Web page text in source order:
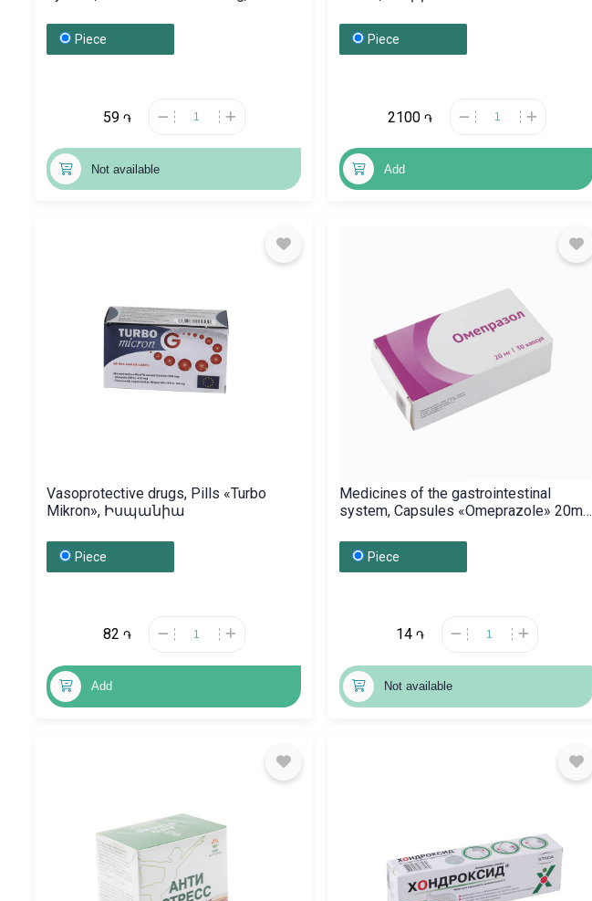
Piece
59 ֏
Not available
Piece
2100 ֏
Add
Vasoprotective drugs, Pills «Turbo
Mikron», Իսպանիա
Piece
82 ֏
Add
Medicines of the gastrointestinal
system, Capsules «Omeprazole» 20mg,
Piece
14 ֏
Not available